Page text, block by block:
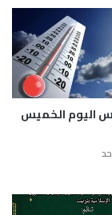
اليوم الخميس